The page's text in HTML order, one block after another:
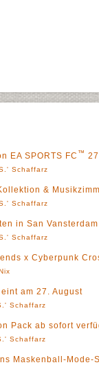
EA SPORTS FC ™ 27
Schaffarz
&
Schaffarz
in San Vansterdam
Schaffarz
x Cyberpunk
am 27. August
Schaffarz
Pack ab sofort
Schaffarz
Maskenball-